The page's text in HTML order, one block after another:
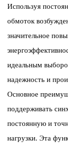
Используя
обмоток
значительное
идеальным
надежность и
Основное
поддерживать
постоянную и
нагрузки. Эта